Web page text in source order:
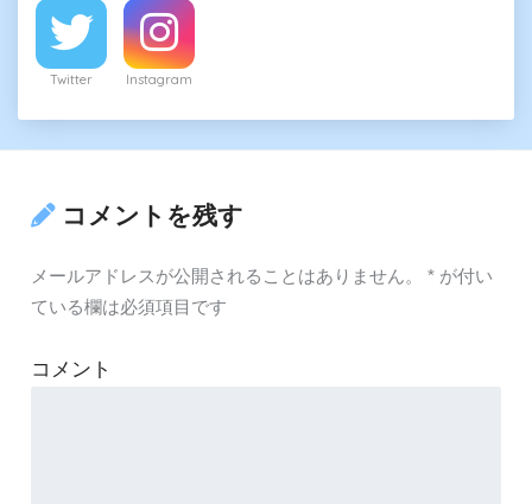
Twitter Instagram
コメントを残す
メールアドレスが公開されることはありません。 *が付い
ている欄は必須項目です
コメント